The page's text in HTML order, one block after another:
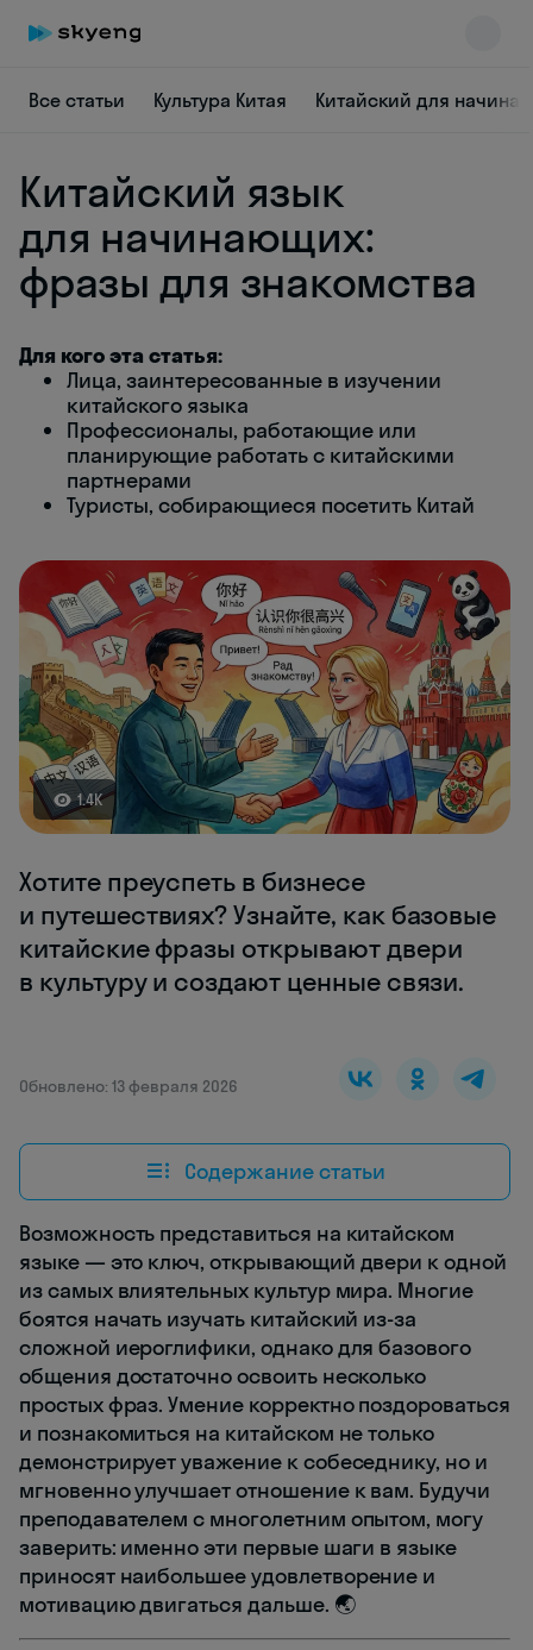
Все статьи Культура Китая Китайский для
Китайский язык
для начинающих:
фразы для знакомства
Для кого эта статья:
Лица, заинтересованные в изучении
китайского языка
Профессионалы, работающие или
планирующие работать с китайскими
партнерами
Туристы, собирающиеся посетить Китай
1.4K
Хотите преуспеть в бизнесе
и путешествиях? Узнайте, как базовые
китайские фразы открывают двери
в культуру и создают ценные связи.
Обновлено: 13 февраля 2026
Содержание статьи
Возможность представиться на китайском
языке — это ключ, открывающий двери к одной
из самых влиятельных культур мира. Многие
боятся начать изучать китайский из-за
сложной иероглифики, однако для базового
общения достаточно освоить несколько
простых фраз. Умение корректно поздороваться
и познакомиться на китайском не только
демонстрирует уважение к собеседнику, но и
мгновенно улучшает отношение к вам. Будучи
преподавателем с многолетним опытом, могу
заверить: именно эти первые шаги в языке
приносят наибольшее удовлетворение и
мотивацию двигаться дальше. 🌏
Skyeng Chat